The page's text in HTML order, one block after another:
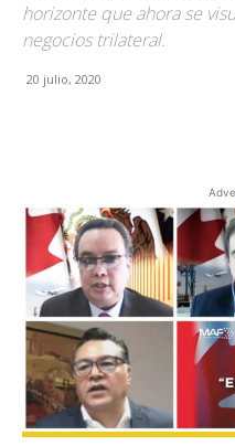
horizonte que ahora se
negocios trilateral.
20 julio, 2020